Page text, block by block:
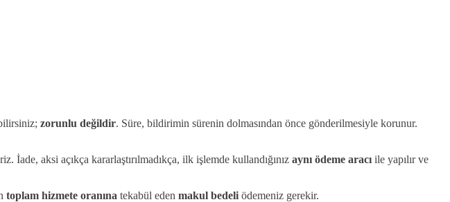
zorunlu değildir. Süre, bildirimin sürenin dolmasından önce gönderilmesiyle korunur.
İade, aksi açıkça kararlaştırılmadıkça, ilk işlemde kullandığınız aynı ödeme aracı ile yapılır ve
toplam hizmete oranına tekabül eden makul bedeli ödemeniz gerekir.